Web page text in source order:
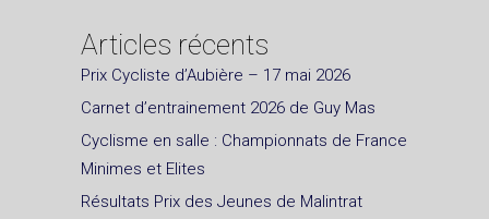
Articles récents
Prix Cycliste d’Aubière – 17 mai 2026
Carnet d’entrainement 2026 de Guy Mas
Cyclisme en salle : Championnats de France
Minimes et Elites
Résultats Prix des Jeunes de Malintrat